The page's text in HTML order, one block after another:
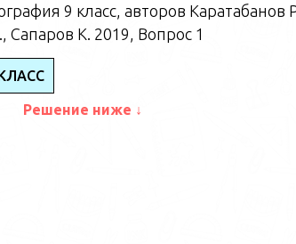
9 класс, авторов Каратабанов
Сапаров К. 2019, Вопрос 1
Решение ниже ↓